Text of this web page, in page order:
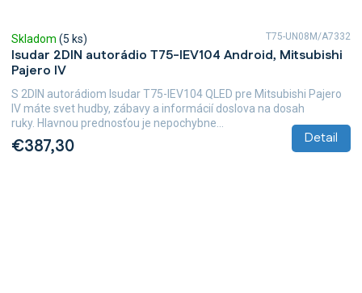
Isudar 2DIN autorádio T75-IEV104 Android, Mitsubishi
Pajero IV
Skladom (5 ks)
€387,30 Detail
S 2DIN autorádiom Isudar T75-IEV104 QLED pre Mitsubishi Pajero
IV máte svet hudby, zábavy a informácií doslova na dosah
ruky. Hlavnou prednosťou je nepochybne...
T75-UN08M/A7332